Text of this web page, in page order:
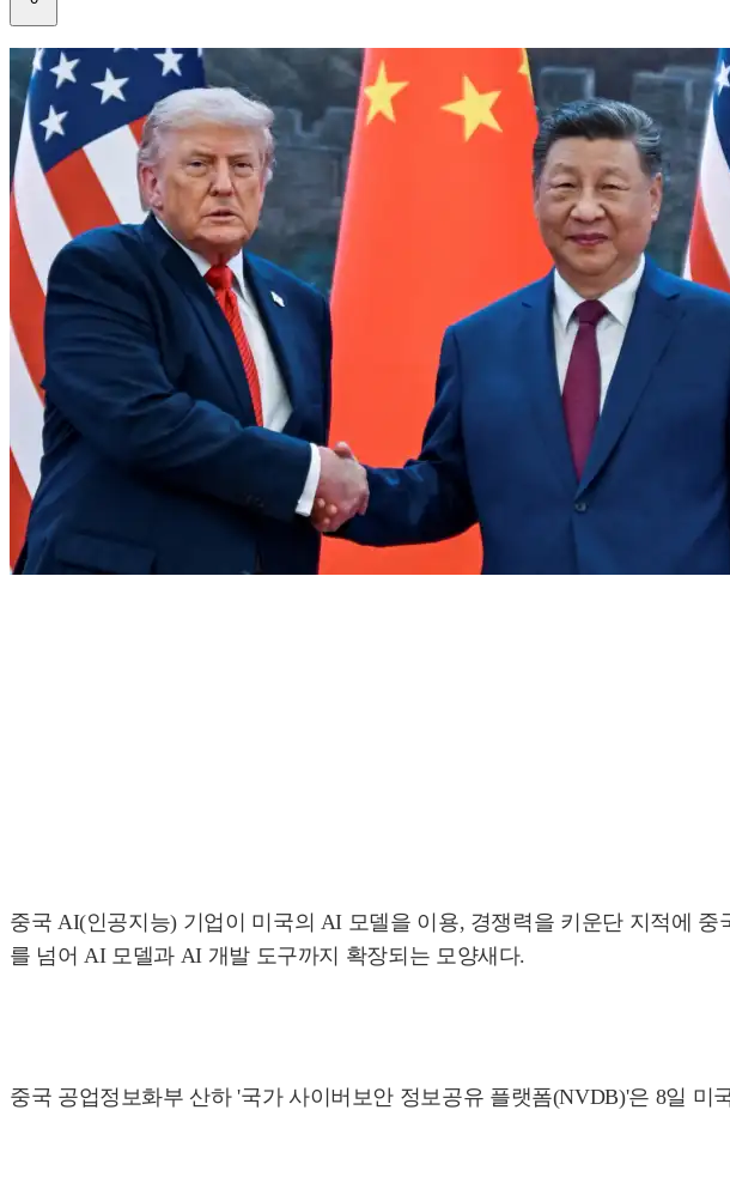
중국 AI(인공지능) 기업이 미국의 AI 모델을 이용, 경쟁력을 키운단 지적에
를 넘어 AI 모델과 AI 개발 도구까지 확장되는 모양새다.
중국 공업정보화부 산하 '국가 사이버보안 정보공유 플랫폼(NVDB)'은 8일